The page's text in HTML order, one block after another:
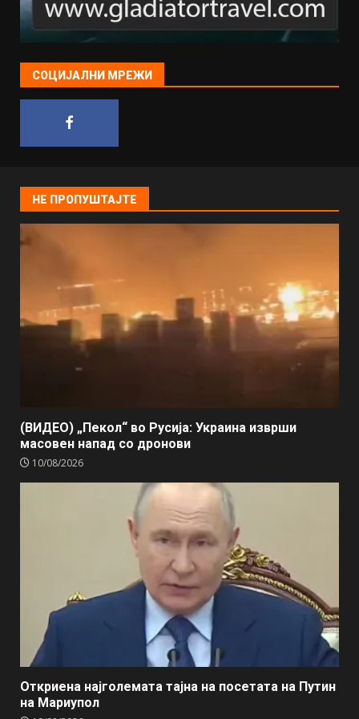
СОЦИЈАЛНИ МРЕЖИ
НЕ ПРОПУШТАЈТЕ
(ВИДЕО) „Пекол“ во Русија: Украина изврши
масовен напад со дронови
10/08/2026
Откриена најголемата тајна на посетата на Путин
на Мариупол